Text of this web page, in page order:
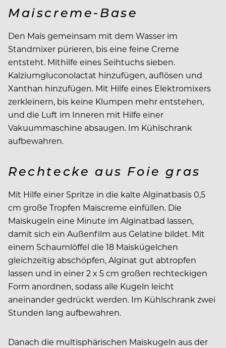
Maiscreme-Base
Den Mais gemeinsam mit dem Wasser im
Standmixer pürieren, bis eine feine Creme
entsteht. Mithilfe eines Seihtuchs sieben.
Kalziumgluconolactat hinzufügen, auflösen und
Xanthan hinzufügen. Mit Hilfe eines Elektromixers
zerkleinern, bis keine Klumpen mehr entstehen,
und die Luft im Inneren mit Hilfe einer
Vakuummaschine absaugen. Im Kühlschrank
aufbewahren.
Rechtecke aus Foie gras
Mit Hilfe einer Spritze in die kalte Alginatbasis 0,5
cm große Tropfen Maiscreme einfüllen. Die
Maiskugeln eine Minute im Alginatbad lassen,
damit sich ein Außenfilm aus Gelatine bildet. Mit
einem Schaumlöffel die 18 Maiskügelchen
gleichzeitig abschöpfen, Alginat gut abtropfen
lassen und in einer 2 x 5 cm großen rechteckigen
Form anordnen, sodass alle Kugeln leicht
aneinander gedrückt werden. Im Kühlschrank zwei
Stunden lang aufbewahren.
Danach die multisphärischen Maiskugeln aus der